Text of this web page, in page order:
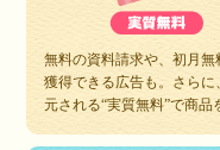
無料の資料請求や、初月
獲得できる広告も。さら
元される“実質無料”で商品